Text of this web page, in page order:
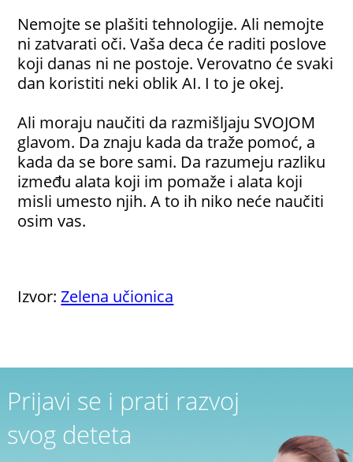
Nemojte se plašiti tehnologije. Ali nemojte
ni zatvarati oči. Vaša deca će raditi poslove
koji danas ni ne postoje. Verovatno će svaki
dan koristiti neki oblik AI. I to je okej.
Ali moraju naučiti da razmišljaju SVOJOM
glavom. Da znaju kada da traže pomoć, a
kada da se bore sami. Da razumeju razliku
između alata koji im pomaže i alata koji
misli umesto njih. A to ih niko neće naučiti
osim vas.
Izvor:Zelena učionica
Prijavi se i prati razvoj
svog deteta